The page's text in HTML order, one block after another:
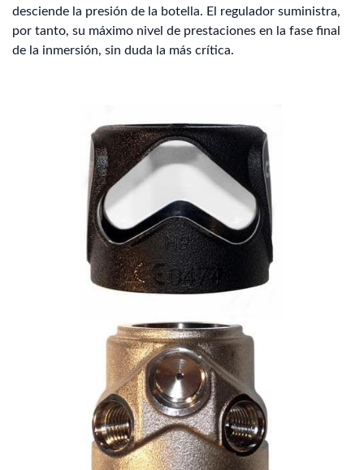
desciende la presión de la botella. El regulador suministra,
por tanto, su máximo nivel de prestaciones en la fase final
de la inmersión, sin duda la más crítica.